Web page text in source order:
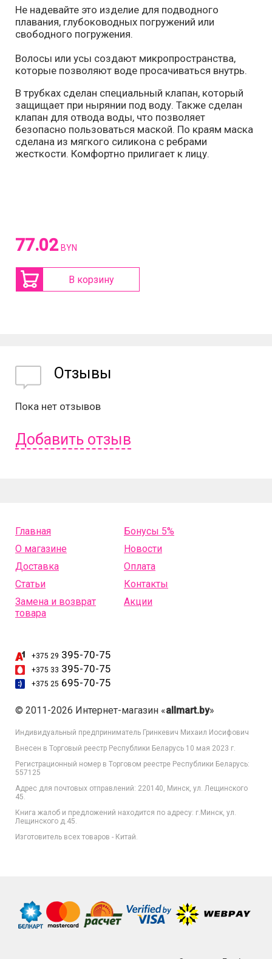
Не надевайте это изделие для подводного
плавания, глубоководных погружений или
свободного погружения.
Волосы или усы создают микропространства,
которые позволяют воде просачиваться внутрь.
В трубках сделан специальный клапан, который
защищает при нырянии под воду. Также сделан
клапан для отвода воды, что позволяет
безопасно пользоваться маской. По краям маска
сделана из мягкого силикона с ребрами
жесткости. Комфортно прилигает к лицу.
77.02 BYN
В корзину
Отзывы
Пока нет отзывов
Добавить отзыв
+375 29 395-70-75
+375 33 395-70-75
+375 25 695-70-75
Главная
Бонусы 5%
О магазине
Новости
Доставка
Оплата
Статьи
Контакты
Замена и возврат
товара
Акции
© 2011-2026 Интернет-магазин «allmart.by»
Индивидуальный предприниматель Гринкевич Михаил Иосифович
Внесен в Торговый реестр Республики Беларусь 10 мая 2023 г.
Регистрационный номер в Торговом реестре Республики Беларусь:
557125
Адрес для почтовых отправлений: 220140, Минск, ул. Лещинского
45.
Книга жалоб и предложений находится по адресу: г.Минск, ул.
Лещинского д.45.
Изготовитель всех товаров - Китай.